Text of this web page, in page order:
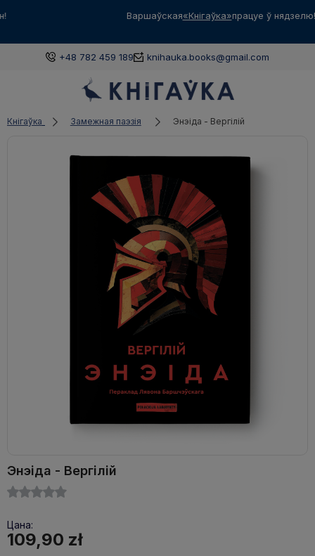
«Кнігаўка»працуе ў нядзелю! З 12:00 да 18:00
+48 782 459 189 knihauka.books@gmail.com
Кнігаўка Замежная паэзія Энэіда - Вергілій
Энэіда - Вергілій
Цана:
109,90 zł